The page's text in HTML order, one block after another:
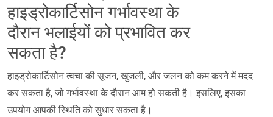
हाइड्रोकार्टिसोन गर्भावस्था के
दौरान भलाईयों को प्रभावित कर
सकता है?
हाइड्रोकार्टिसोन त्वचा की सूजन, खुजली, और जलन को कम करने में मदद
कर सकता है, जो गर्भावस्था के दौरान आम हो सकती है। इसलिए, इसका
उपयोग आपकी स्थिति को सुधार सकता है।